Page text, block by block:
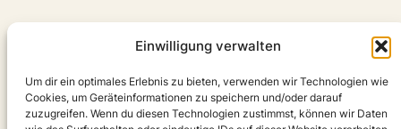
Einwilligung verwalten
Um dir ein optimales Erlebnis zu bieten, verwenden wir Technologien wie
Cookies, um Geräteinformationen zu speichern und/oder darauf
zuzugreifen. Wenn du diesen Technologien zustimmst, können wir Daten